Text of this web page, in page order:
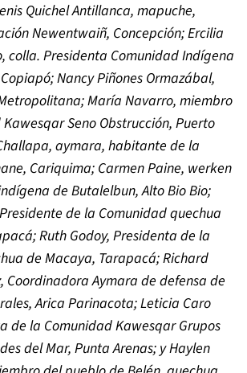
Quichel Antillanca, mapuche,
Newentwaiñ, Concepción; Ercilia
colla. Presidenta Comunidad Indígena
Nancy Piñones Ormazábal,
María Navarro, miembro
Seno Obstrucción, Puerto
aymara, habitante de la
Cariquima; Carmen Paine, werken
de Butalelbun, Alto Bio Bio;
de la Comunidad quechua
Ruth Godoy, Presidenta de la
de Macaya, Tarapacá; Richard
Coordinadora Aymara de defensa de
Arica Parinacota; Leticia Caro
de la Comunidad Kawesqar Grupos
del Mar, Punta Arenas; y Haylen